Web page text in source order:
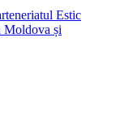
Estic
Moldova și